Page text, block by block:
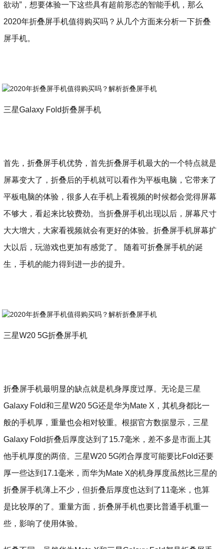
欲动”，想要体验一下这些具有超前形态的智能手机，那么
2020年折叠屏手机值得购买吗？从几个方面来分析一下折叠
屏手机。
三星Galaxy Fold折叠屏手机
首先，折叠屏手机优势，首先折叠屏手机最大的一个特点就是
屏幕变大了，折叠后的手机就可以看作为平板电脑，它带来了
平板电脑的体验，很多人在手机上看视频的时候都会觉得屏幕
不够大，看起来比较费劲。当折叠屏手机出现以后，屏幕尺寸
大大增大，大家看视频就会有更好的体验。折叠屏手机屏幕扩
大以后，玩游戏也更加有感觉了。 随着可折叠屏手机的诞
生，手机的能力得到进一步的提升。
三星W20 5G折叠屏手机
折叠屏手机最明显的缺点就是机身厚度过厚。无论是三星
Galaxy Fold和三星W20 5G还是华为Mate X，其机身都比一
般的手机厚，重量也会相对较重。根据官方数据显示，三星
Galaxy Fold折叠后厚度达到了15.7毫米，差不多是市面上其
他手机厚度的两倍。三星W20 5G闭合厚度可能要比Fold还要
厚一些达到17.1毫米，而华为Mate X的机身厚度虽然比三星的
折叠屏手机薄上不少，但折叠后厚度也达到了11毫米，也算
是比较厚的了。重量方面，折叠屏手机也要比普通手机重一
些，影响了使用体验。